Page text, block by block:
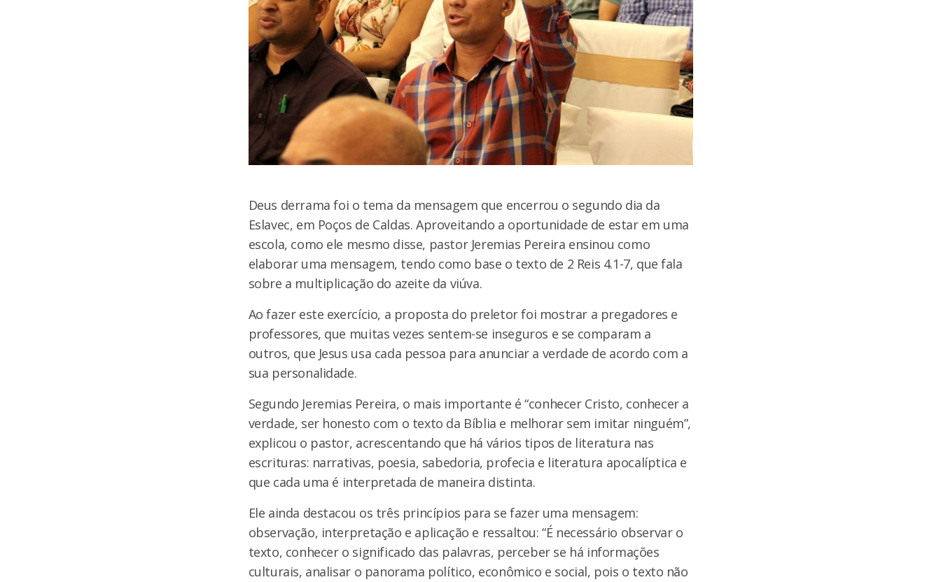
Deus derrama foi o tema da mensagem que encerrou o segundo dia da
Eslavec, em Poços de Caldas. Aproveitando a oportunidade de estar em uma
escola, como ele mesmo disse, pastor Jeremias Pereira ensinou como
elaborar uma mensagem, tendo como base o texto de 2 Reis 4.1-7, que fala
sobre a multiplicação do azeite da viúva.
Ao fazer este exercício, a proposta do preletor foi mostrar a pregadores e
professores, que muitas vezes sentem-se inseguros e se comparam a
outros, que Jesus usa cada pessoa para anunciar a verdade de acordo com a
sua personalidade.
Segundo Jeremias Pereira, o mais importante é “conhecer Cristo, conhecer a
verdade, ser honesto com o texto da Bíblia e melhorar sem imitar ninguém”,
explicou o pastor, acrescentando que há vários tipos de literatura nas
escrituras: narrativas, poesia, sabedoria, profecia e literatura apocalíptica e
que cada uma é interpretada de maneira distinta.
Ele ainda destacou os três princípios para se fazer uma mensagem:
observação, interpretação e aplicação e ressaltou: “É necessário observar o
texto, conhecer o significado das palavras, perceber se há informações
culturais, analisar o panorama político, econômico e social, pois o texto não